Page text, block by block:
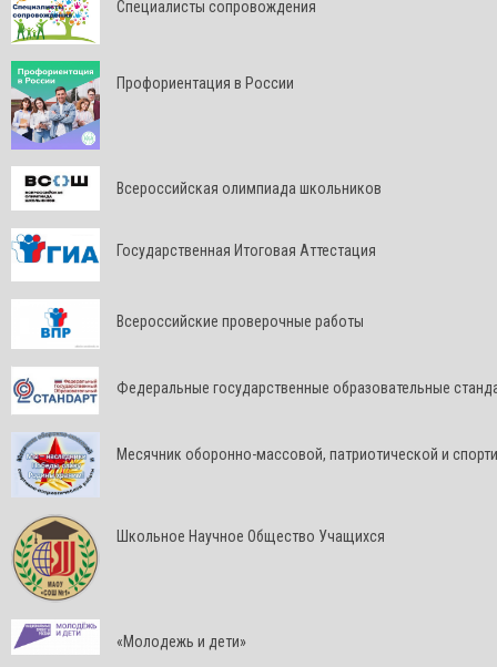
Специалисты сопровождения
Профориентация в России
Всероссийская олимпиада школьников
Государственная Итоговая Аттестация
Всероссийские проверочные работы
Федеральные государственные образовательные
Месячник оборонно-массовой, патриотической и
Школьное Научное Общество Учащихся
«Молодежь и дети»